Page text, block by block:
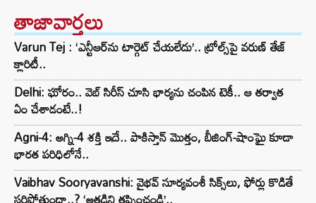
తాజావార్తలు
Varun Tej : ‘ఎన్టీఆర్‌ను టార్గెట్ చేయలేదు’.. ట్రోల్స్‌పై వరుణ్ తేజ్
క్లారిటీ..
Delhi: ఘోరం.. వెబ్ సిరీస్ చూసి భార్యను చంపిన టెకీ.. ఆ తర్వాత
ఏం చేశాడంటే..!
Agni-4: అగ్ని-4 శక్తి ఇదే.. పాకిస్తాన్ మొత్తం, బీజింగ్-షాంఘై కూడా
భారత పరిధిలోనే..
Vaibhav Sooryavanshi: వైభవ్ సూర్యవంశీ సిక్స్‌లు, ఫోర్లు కొడితే